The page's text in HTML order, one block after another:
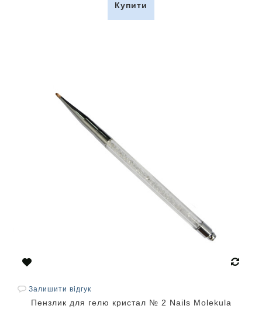
Купити
Залишити відгук
Пензлик для гелю кристал № 2 Nails Molekula